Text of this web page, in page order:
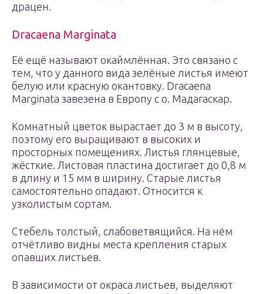
драцен.
Dracaena Marginata
Её ещё называют окаймлённая. Это связано с
тем, что у данного вида зелёные листья имеют
белую или красную окантовку. Dracaena
Marginata завезена в Европу с о. Мадагаскар.
Комнатный цветок вырастает до 3 м в высоту,
поэтому его выращивают в высоких и
просторных помещениях. Листья глянцевые,
жёсткие. Листовая пластина достигает до 0,8 м
в длину и 15 мм в ширину. Старые листья
самостоятельно опадают. Относится к
узколистым сортам.
Стебель толстый, слабоветвящийся. На нём
отчётливо видны места крепления старых
опавших листьев.
В зависимости от окраса листьев, выделяют